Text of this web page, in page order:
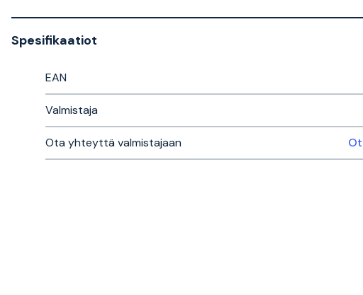
Spesifikaatiot
EAN
Valmistaja
Ota yhteyttä valmistajaan